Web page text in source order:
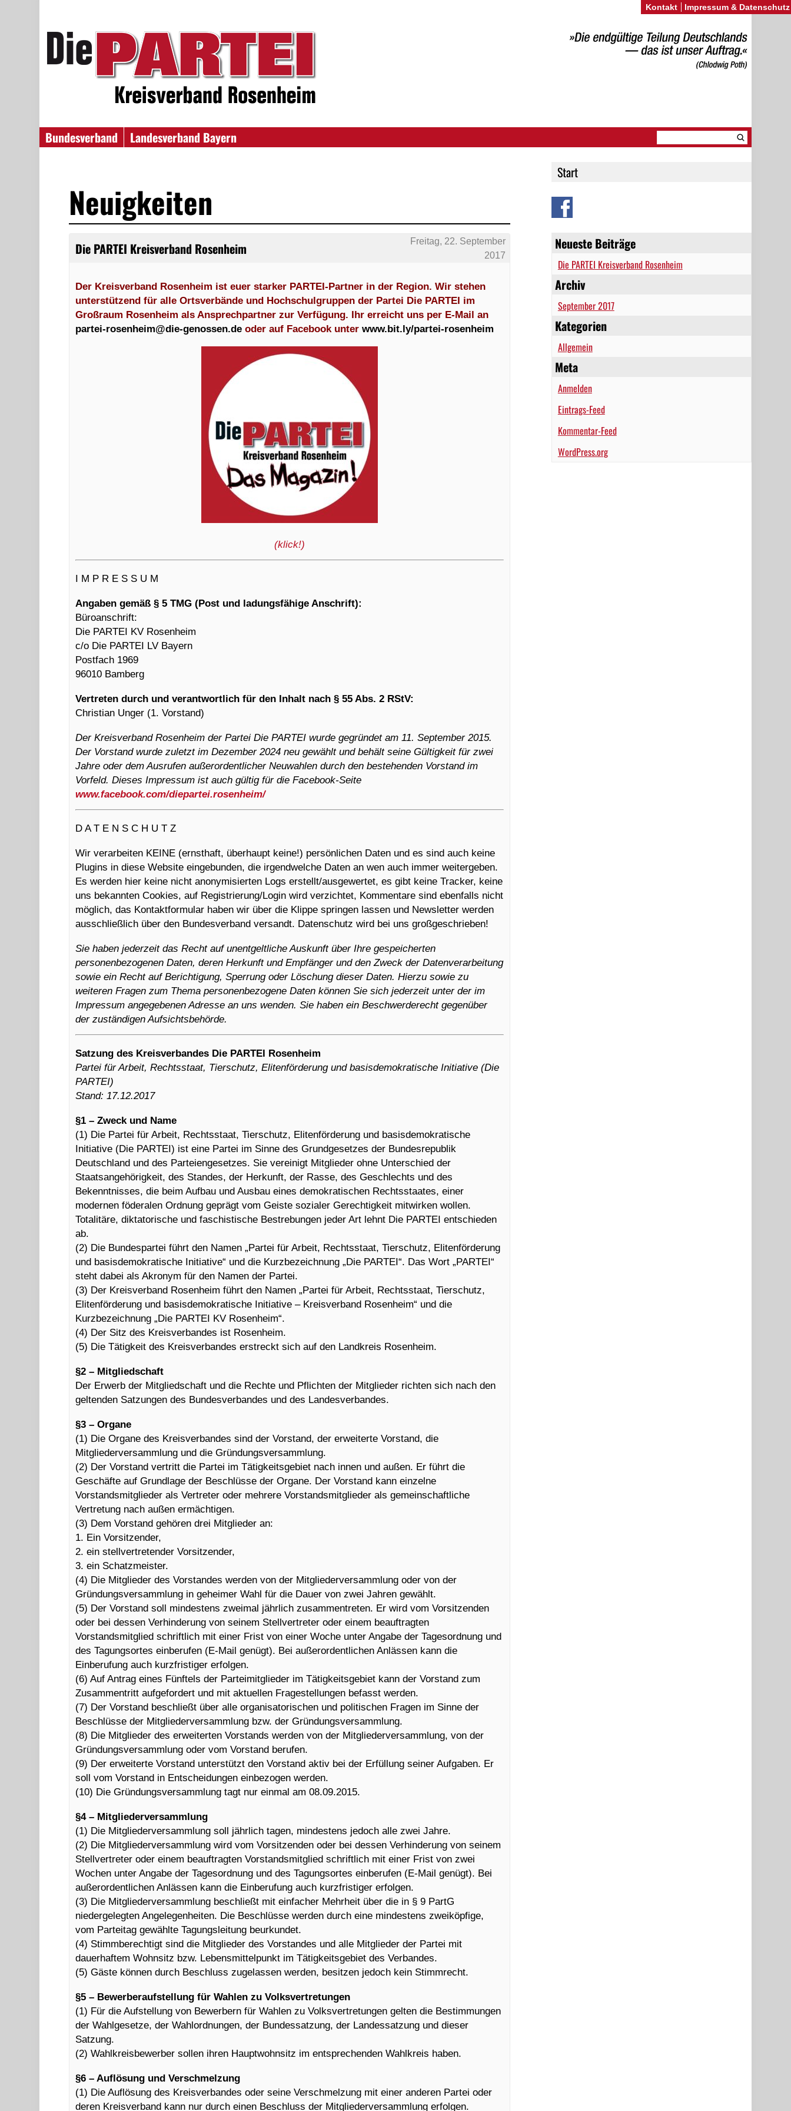
Bundesverband
Landesverband Bayern
Start
Neueste Beiträge
Die PARTEI Kreisverband Rosenheim
Archiv
September 2017
Kategorien
Allgemein
Meta
Anmelden
Eintrags-Feed
Kommentar-Feed
WordPress.org
Neuigkeiten
Die PARTEI Kreisverband Rosenheim
Freitag, 22. September
2017
Der Kreisverband Rosenheim ist euer starker PARTEI-Partner in der Region. Wir stehen
unterstützend für alle Ortsverbände und Hochschulgruppen der Partei Die PARTEI im
Großraum Rosenheim als Ansprechpartner zur Verfügung. Ihr erreicht uns per E-Mail an
partei-rosenheim@die-genossen.de oder auf Facebook unterwww.bit.ly/partei-rosenheim
(klick!)
I M P R E S S U M
Angaben gemäß § 5 TMG (Post und ladungsfähige Anschrift):
Büroanschrift:
Die PARTEI KV Rosenheim
c/o Die PARTEI LV Bayern
Postfach 1969
96010 Bamberg
Vertreten durch und verantwortlich für den Inhalt nach § 55 Abs. 2 RStV:
Christian Unger (1. Vorstand)
Der Kreisverband Rosenheim der Partei Die PARTEI wurde gegründet am 11. September 2015.
Der Vorstand wurde zuletzt im Dezember 2024 neu gewählt und behält seine Gültigkeit für zwei
Jahre oder dem Ausrufen außerordentlicher Neuwahlen durch den bestehenden Vorstand im
Vorfeld. Dieses Impressum ist auch gültig für die Facebook-Seite
www.facebook.com/diepartei.rosenheim/
D A T E N S C H U T Z
Wir verarbeiten KEINE (ernsthaft, überhaupt keine!) persönlichen Daten und es sind auch keine
Plugins in diese Website eingebunden, die irgendwelche Daten an wen auch immer weitergeben.
Es werden hier keine nicht anonymisierten Logs erstellt/ausgewertet, es gibt keine Tracker, keine
uns bekannten Cookies, auf Registrierung/Login wird verzichtet, Kommentare sind ebenfalls nicht
möglich, das Kontaktformular haben wir über die Klippe springen lassen und Newsletter werden
ausschließlich über den Bundesverband versandt. Datenschutz wird bei uns großgeschrieben!
Sie haben jederzeit das Recht auf unentgeltliche Auskunft über Ihre gespeicherten
personenbezogenen Daten, deren Herkunft und Empfänger und den Zweck der Datenverarbeitung
sowie ein Recht auf Berichtigung, Sperrung oder Löschung dieser Daten. Hierzu sowie zu
weiteren Fragen zum Thema personenbezogene Daten können Sie sich jederzeit unter der im
Impressum angegebenen Adresse an uns wenden. Sie haben ein Beschwerderecht gegenüber
der zuständigen Aufsichtsbehörde.
Satzung des Kreisverbandes Die PARTEI Rosenheim
Partei für Arbeit, Rechtsstaat, Tierschutz, Elitenförderung und basisdemokratische Initiative (Die
PARTEI)
Stand: 17.12.2017
§1 – Zweck und Name
(1) Die Partei für Arbeit, Rechtsstaat, Tierschutz, Elitenförderung und basisdemokratische
Initiative (Die PARTEI) ist eine Partei im Sinne des Grundgesetzes der Bundesrepublik
Deutschland und des Parteiengesetzes. Sie vereinigt Mitglieder ohne Unterschied der
Staatsangehörigkeit, des Standes, der Herkunft, der Rasse, des Geschlechts und des
Bekenntnisses, die beim Aufbau und Ausbau eines demokratischen Rechtsstaates, einer
modernen föderalen Ordnung geprägt vom Geiste sozialer Gerechtigkeit mitwirken wollen.
Totalitäre, diktatorische und faschistische Bestrebungen jeder Art lehnt Die PARTEI entschieden
ab.
(2) Die Bundespartei führt den Namen „Partei für Arbeit, Rechtsstaat, Tierschutz, Elitenförderung
und basisdemokratische Initiative“ und die Kurzbezeichnung „Die PARTEI“. Das Wort „PARTEI“
steht dabei als Akronym für den Namen der Partei.
(3) Der Kreisverband Rosenheim führt den Namen „Partei für Arbeit, Rechtsstaat, Tierschutz,
Elitenförderung und basisdemokratische Initiative – Kreisverband Rosenheim“ und die
Kurzbezeichnung „Die PARTEI KV Rosenheim“.
(4) Der Sitz des Kreisverbandes ist Rosenheim.
(5) Die Tätigkeit des Kreisverbandes erstreckt sich auf den Landkreis Rosenheim.
§2 – Mitgliedschaft
Der Erwerb der Mitgliedschaft und die Rechte und Pflichten der Mitglieder richten sich nach den
geltenden Satzungen des Bundesverbandes und des Landesverbandes.
§3 – Organe
(1) Die Organe des Kreisverbandes sind der Vorstand, der erweiterte Vorstand, die
Mitgliederversammlung und die Gründungsversammlung.
(2) Der Vorstand vertritt die Partei im Tätigkeitsgebiet nach innen und außen. Er führt die
Geschäfte auf Grundlage der Beschlüsse der Organe. Der Vorstand kann einzelne
Vorstandsmitglieder als Vertreter oder mehrere Vorstandsmitglieder als gemeinschaftliche
Vertretung nach außen ermächtigen.
(3) Dem Vorstand gehören drei Mitglieder an:
1. Ein Vorsitzender,
2. ein stellvertretender Vorsitzender,
3. ein Schatzmeister.
(4) Die Mitglieder des Vorstandes werden von der Mitgliederversammlung oder von der
Gründungsversammlung in geheimer Wahl für die Dauer von zwei Jahren gewählt.
(5) Der Vorstand soll mindestens zweimal jährlich zusammentreten. Er wird vom Vorsitzenden
oder bei dessen Verhinderung von seinem Stellvertreter oder einem beauftragten
Vorstandsmitglied schriftlich mit einer Frist von einer Woche unter Angabe der Tagesordnung und
des Tagungsortes einberufen (E-Mail genügt). Bei außerordentlichen Anlässen kann die
Einberufung auch kurzfristiger erfolgen.
(6) Auf Antrag eines Fünftels der Parteimitglieder im Tätigkeitsgebiet kann der Vorstand zum
Zusammentritt aufgefordert und mit aktuellen Fragestellungen befasst werden.
(7) Der Vorstand beschließt über alle organisatorischen und politischen Fragen im Sinne der
Beschlüsse der Mitgliederversammlung bzw. der Gründungsversammlung.
(8) Die Mitglieder des erweiterten Vorstands werden von der Mitgliederversammlung, von der
Gründungsversammlung oder vom Vorstand berufen.
(9) Der erweiterte Vorstand unterstützt den Vorstand aktiv bei der Erfüllung seiner Aufgaben. Er
soll vom Vorstand in Entscheidungen einbezogen werden.
(10) Die Gründungsversammlung tagt nur einmal am 08.09.2015.
§4 – Mitgliederversammlung
(1) Die Mitgliederversammlung soll jährlich tagen, mindestens jedoch alle zwei Jahre.
(2) Die Mitgliederversammlung wird vom Vorsitzenden oder bei dessen Verhinderung von seinem
Stellvertreter oder einem beauftragten Vorstandsmitglied schriftlich mit einer Frist von zwei
Wochen unter Angabe der Tagesordnung und des Tagungsortes einberufen (E-Mail genügt). Bei
außerordentlichen Anlässen kann die Einberufung auch kurzfristiger erfolgen.
(3) Die Mitgliederversammlung beschließt mit einfacher Mehrheit über die in § 9 PartG
niedergelegten Angelegenheiten. Die Beschlüsse werden durch eine mindestens zweiköpfige,
vom Parteitag gewählte Tagungsleitung beurkundet.
(4) Stimmberechtigt sind die Mitglieder des Vorstandes und alle Mitglieder der Partei mit
dauerhaftem Wohnsitz bzw. Lebensmittelpunkt im Tätigkeitsgebiet des Verbandes.
(5) Gäste können durch Beschluss zugelassen werden, besitzen jedoch kein Stimmrecht.
§5 – Bewerberaufstellung für Wahlen zu Volksvertretungen
(1) Für die Aufstellung von Bewerbern für Wahlen zu Volksvertretungen gelten die Bestimmungen
der Wahlgesetze, der Wahlordnungen, der Bundessatzung, der Landessatzung und dieser
Satzung.
(2) Wahlkreisbewerber sollen ihren Hauptwohnsitz im entsprechenden Wahlkreis haben.
§6 – Auflösung und Verschmelzung
(1) Die Auflösung des Kreisverbandes oder seine Verschmelzung mit einer anderen Partei oder
deren Kreisverband kann nur durch einen Beschluss der Mitgliederversammlung erfolgen.
Kontakt Impressum & Datenschutz